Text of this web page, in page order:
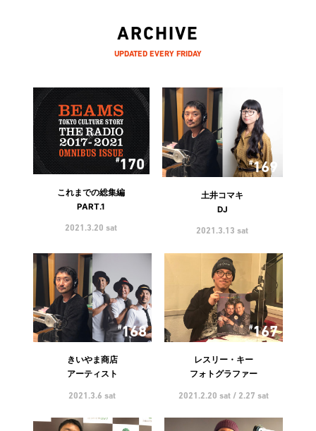
ARCHIVE
UPDATED EVERY FRIDAY
170
これまでの総集編
PART.1
2021.3.20 sat
169
土井コマキ
DJ
2021.3.13 sat
168
きいやま商店
アーティスト
2021.3.6 sat
167
レスリー・キー
フォトグラファー
2021.2.20 sat / 2.27 sat